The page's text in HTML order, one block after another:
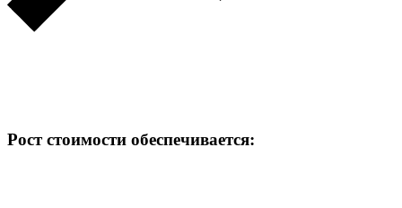
Рост стоимости обеспечивается: